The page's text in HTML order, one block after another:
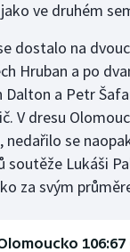
ve druhém
dostalo na
Hruban a po
Dalton a Petr
V dresu
nedařilo se
soutěže Lukáši
za svým
106:67